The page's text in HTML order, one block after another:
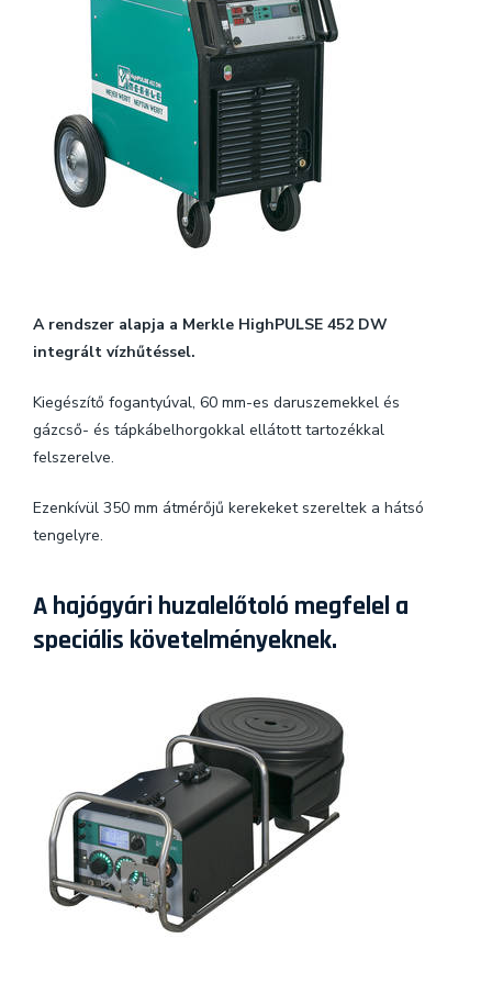
A rendszer alapja a Merkle HighPULSE 452 DW
integrált vízhűtéssel.
Kiegészítő fogantyúval, 60 mm-es daruszemekkel és
gázcső- és tápkábelhorgokkal ellátott tartozékkal
felszerelve.
Ezenkívül 350 mm átmérőjű kerekeket szereltek a hátsó
tengelyre.
A hajógyári huzalelőtoló megfelel a
speciális követelményeknek.